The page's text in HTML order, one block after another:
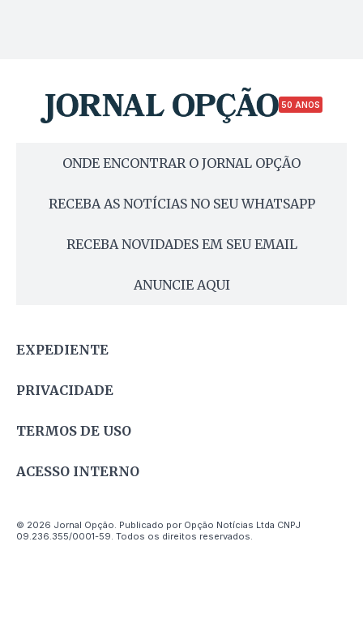
50 ANOS
ONDE ENCONTRAR O JORNAL OPÇÃO
RECEBA AS NOTÍCIAS NO SEU WHATSAPP
RECEBA NOVIDADES EM SEU EMAIL
ANUNCIE AQUI
EXPEDIENTE
PRIVACIDADE
TERMOS DE USO
ACESSO INTERNO
© 2026 Jornal Opção. Publicado por Opção Notícias Ltda CNPJ
09.236.355/0001-59. Todos os direitos reservados.